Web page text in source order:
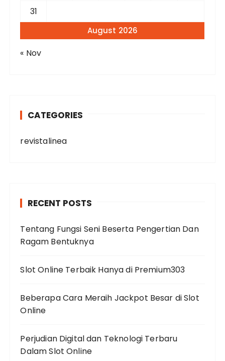
August 2026
31
« Nov
CATEGORIES
revistalinea
RECENT POSTS
Tentang Fungsi Seni Beserta Pengertian Dan
Ragam Bentuknya
Slot Online Terbaik Hanya di Premium303
Beberapa Cara Meraih Jackpot Besar di Slot
Online
Perjudian Digital dan Teknologi Terbaru
Dalam Slot Online